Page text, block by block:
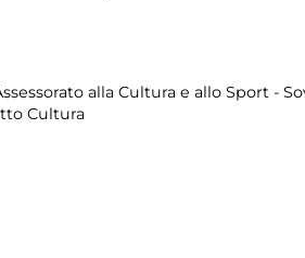
alla Cultura e allo Sport -
Cultura